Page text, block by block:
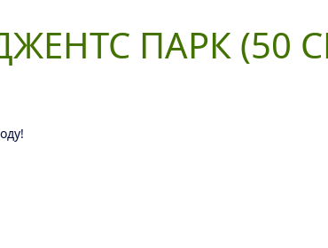
ПАРК (50